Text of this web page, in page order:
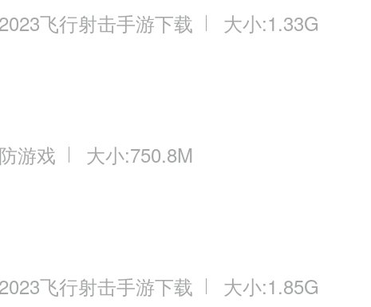
飞行射击手游下载 大小:1.33G
游戏 大小:750.8M
飞行射击手游下载 大小:1.85G